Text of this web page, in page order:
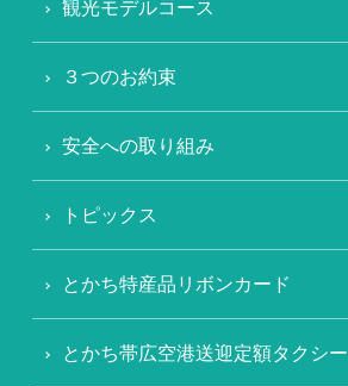
観光モデルコース
３つのお約束
安全への取り組み
トピックス
とかち特産品リボンカード
とかち帯広空港送迎定額タクシー